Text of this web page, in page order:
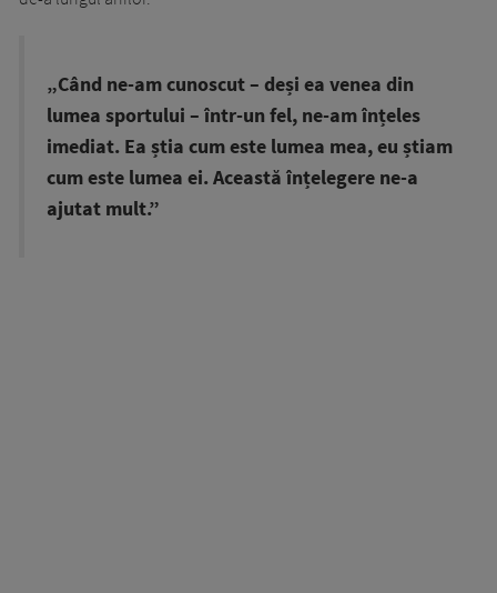
„Când ne-am cunoscut – deși ea venea din
lumea sportului – într-un fel, ne-am înțeles
imediat. Ea știa cum este lumea mea, eu știam
cum este lumea ei. Această înțelegere ne-a
ajutat mult.”